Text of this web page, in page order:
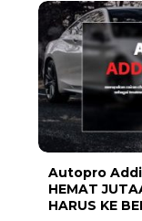
Autopro
HEMAT
HARUS KE